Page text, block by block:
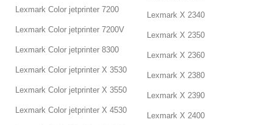
Lexmark Color jetprinter 7200
Lexmark Color jetprinter 7200V
Lexmark Color jetprinter 8300
Lexmark Color jetprinter X 3530
Lexmark Color jetprinter X 3550
Lexmark Color jetprinter X 4530
Lexmark X 2340
Lexmark X 2350
Lexmark X 2360
Lexmark X 2380
Lexmark X 2390
Lexmark X 2400